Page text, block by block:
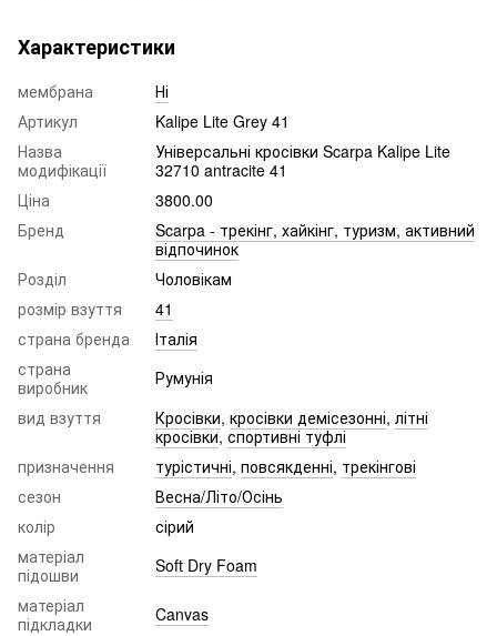
Характеристики
мембрана
Ні
Артикул
Kalipe Lite Grey 41
Назва
модифікації
Універсальні кросівки Scarpa Kalipe Lite
32710 antracite 41
Ціна
3800.00
Бренд
Scarpa - трекінг, хайкінг, туризм, активний
відпочинок
Розділ
Чоловікам
розмір взуття
41
страна бренда
Італія
страна
виробник
Румунія
вид взуття
Кросівки, кросівки демісезонні, літні
кросівки, спортивні туфлі
призначення
турістичні, повсякденні, трекінгові
сезон
Весна/Літо/Осінь
колір
сірий
матеріал
підошви
Soft Dry Foam
матеріал
підкладки
Canvas